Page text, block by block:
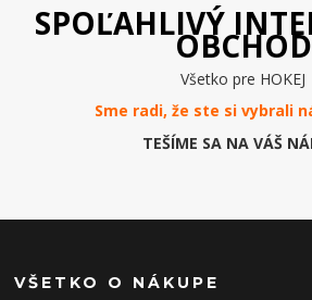
SPOĽAHLIVÝ
OBCHOD
Všetko pre HOKEJ
Sme radi, že ste si vybrali
TEŠÍME SA NA VÁŠ
VŠETKO O NÁKUPE